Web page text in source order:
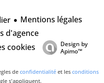
Mentions légales
d'agence
cookies
Design by
Apimo™
de confidentialité et les conditions
s'appliquent.